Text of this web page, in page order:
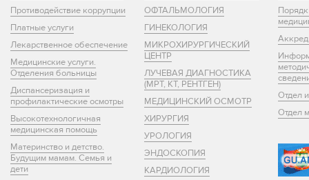
Противодействие коррупции
Платные услуги
Лекарственное обеспечение
Медицинские услуги.
Отделения больницы
Диспансеризация и
профилактические осмотры
Высокотехнологичная
медицинская помощь
Материнство и детство.
Будущим мамам. Семья и
дети
ОФТАЛЬМОЛОГИЯ
ГИНЕКОЛОГИЯ
МИКРОХИРУРГИЧЕСКИЙ
ЦЕНТР
ЛУЧЕВАЯ ДИАГНОСТИКА
(МРТ, КТ, РЕНТГЕН)
МЕДИЦИНСКИЙ ОСМОТР
ХИРУРГИЯ
УРОЛОГИЯ
ЭНДОСКОПИЯ
КАРДИОЛОГИЯ
Отдел
Отдел